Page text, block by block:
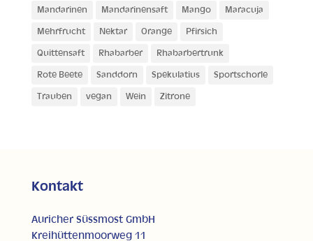
Mandarinen Mandarinensaft Mango Maracuja
Mehrfrucht Nektar Orange Pfirsich
Quittensaft Rhabarber Rhabarbertrunk
Rote Beete Sanddorn Spekulatius Sportschorle
Trauben vegan Wein Zitrone
Kontakt
Auricher Süssmost GmbH
Kreihüttenmoorweg 11